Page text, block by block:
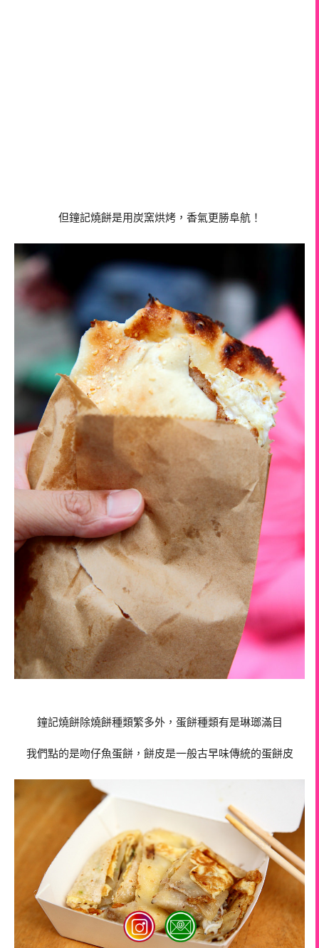
但鐘記燒餅是用炭窯烘烤，香氣更勝阜航！
鐘記燒餅除燒餅種類繁多外，蛋餅種類有是琳瑯滿目
我們點的是吻仔魚蛋餅，餅皮是一般古早味傳統的蛋餅皮